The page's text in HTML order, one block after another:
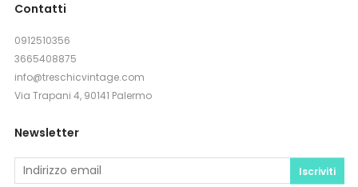
Contatti
0912510356
3665408875
info@treschicvintage.com
Via Trapani 4, 90141 Palermo
Newsletter
Iscriviti